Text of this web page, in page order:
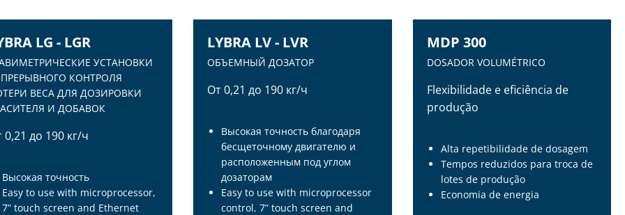
LG - LGR
УСТАНОВКИ
КОНТРОЛЯ
ВЕСА ДЛЯ ДОЗИРОВКИ
И ДОБАВОК
0,21 до 190 кг/ч
Высокая точность
Easy to use with microprocessor,
7” touch screen and Ethernet
LYBRA LV - LVR
ОБЪЕМНЫЙ ДОЗАТОР
От 0,21 до 190 кг/ч
Высокая точность благодаря
бесщеточному двигателю и
расположенным под углом
дозаторам
Easy to use with microprocessor
control, 7” touch screen and
MDP 300
DOSADOR VOLUMÉTRICO
Flexibilidade e eficiência de
produção
Alta repetibilidade de dosagem
Tempos reduzidos para troca de
lotes de produção
Economia de energia